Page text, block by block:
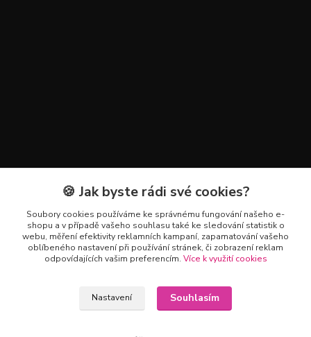
Kontakty
+420 602 223 614
info@zahradnictvipetro.cz
🍪 Jak byste rádi své cookies?
Soubory cookies používáme ke správnému fungování našeho e-
shopu a v případě vašeho souhlasu také ke sledování statistik o
webu, měření efektivity reklamních kampaní, zapamatování vašeho
oblíbeného nastavení při používání stránek, či zobrazení reklam
odpovídajících vašim preferencím. Více k využití cookies
Nastavení Souhlasím